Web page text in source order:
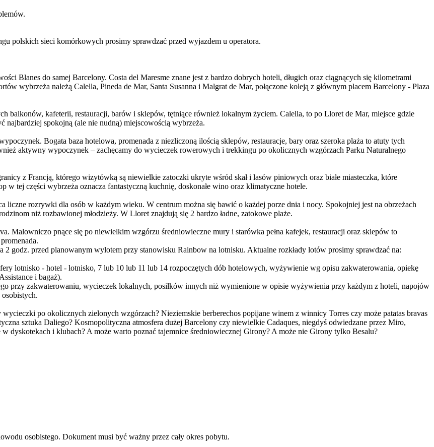
polskich sieci komórkowych prosimy sprawdzać przed wyjazdem u operatora.
Blanes do samej Barcelony. Costa del Maresme znane jest z bardzo dobrych hoteli, długich oraz ciągnących się kilometrami
wybrzeża należą Calella, Pineda de Mar, Santa Susanna i Malgrat de Mar, połączone koleją z głównym placem Barcelony - Plaza
balkonów, kafeterii, restauracji, barów i sklepów, tętniące również lokalnym życiem. Calella, to po Lloret de Mar, miejsce gdzie
najbardziej spokojną (ale nie nudną) miejscowością wybrzeża.
Bogata baza hotelowa, promenada z niezliczoną ilością sklepów, restauracje, bary oraz szeroka plaża to atuty tych
aktywny wypoczynek – zachęcamy do wycieczek rowerowych i trekkingu po okolicznych wzgórzach Parku Naturalnego
z Francją, którego wizytówką są niewielkie zatoczki ukryte wśród skał i lasów piniowych oraz białe miasteczka, które
tej części wybrzeża oznacza fantastyczną kuchnię, doskonałe wino oraz klimatyczne hotele.
liczne rozrywki dla osób w każdym wieku. W centrum można się bawić o każdej porze dnia i nocy. Spokojniej jest na obrzeżach
niż rozbawionej młodzieży. W Lloret znajdują się 2 bardzo ładne, zatokowe plaże.
Malowniczo pnące się po niewielkim wzgórzu średniowieczne mury i starówka pełna kafejek, restauracji oraz sklepów to
2 godz. przed planowanym wylotem przy stanowisku Rainbow na lotnisku. Aktualne rozkłady lotów prosimy sprawdzać na:
lotnisko - hotel - lotnisko, 7 lub 10 lub 11 lub 14 rozpoczętych dób hotelowych, wyżywienie wg opisu zakwaterowania, opiekę
i bagaż).
przy zakwaterowaniu, wycieczek lokalnych, posiłków innych niż wymienione w opisie wyżywienia przy każdym z hoteli, napojów
po okolicznych zielonych wzgórzach? Nieziemskie berberechos popijane winem z winnicy Torres czy może patatas bravas
sztuka Daliego? Kosmopolityczna atmosfera dużej Barcelony czy niewielkie Cadaques, niegdyś odwiedzane przez Miro,
dyskotekach i klubach? A może warto poznać tajemnice średniowiecznej Girony? A może nie Girony tylko Besalu?
osobistego. Dokument musi być ważny przez cały okres pobytu.